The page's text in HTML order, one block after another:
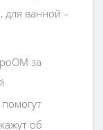
для ванной –
за
об